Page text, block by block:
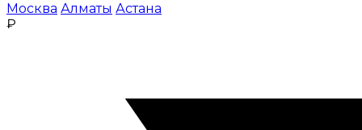
Москва Алматы Астана
₽